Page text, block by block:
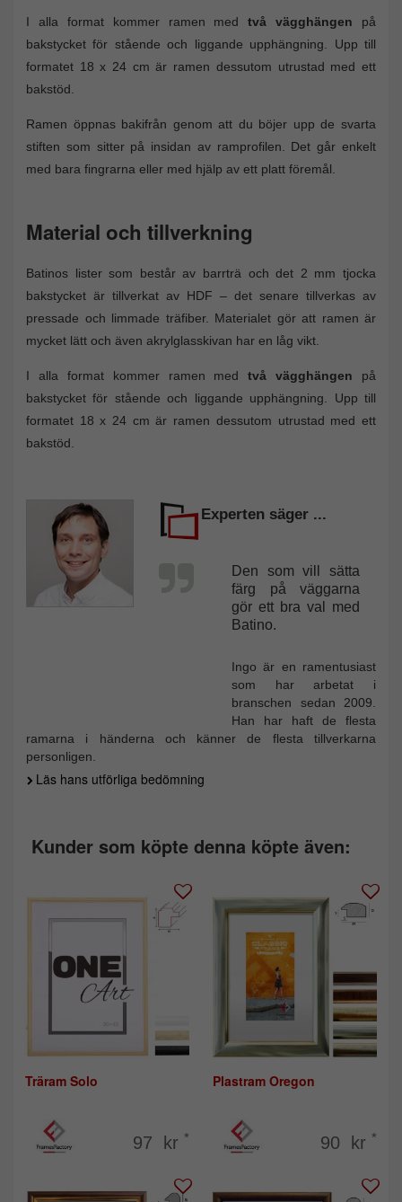
I alla format kommer ramen medtvå vägghängen på
bakstycket för stående och liggande upphängning. Upp till
formatet 18 x 24 cm är ramen dessutom utrustad med ett
bakstöd.
Ramen öppnas bakifrån genom att du böjer upp de svarta
stiften som sitter på insidan av ramprofilen. Det går enkelt
med bara fingrarna eller med hjälp av ett platt föremål.
Material och tillverkning
Batinos lister som består av barrträ och det 2 mm tjocka
bakstycket är tillverkat av HDF – det senare tillverkas av
pressade och limmade träfiber. Materialet gör att ramen är
mycket lätt och även akrylglasskivan har en låg vikt.
I alla format kommer ramen medtvå vägghängen på
bakstycket för stående och liggande upphängning. Upp till
formatet 18 x 24 cm är ramen dessutom utrustad med ett
bakstöd.
Experten säger ...
Den som vill sätta
färg på väggarna
gör ett bra val med
Batino.
Ingo är en ramentusiast
som har arbetat i
branschen sedan 2009.
Han har haft de flesta
ramarna i händerna och känner de flesta tillverkarna
personligen.
Läs hans utförliga bedömning
Kunder som köpte denna köpte även:
Träram Solo
97 kr *
Plastram Oregon
90 kr *